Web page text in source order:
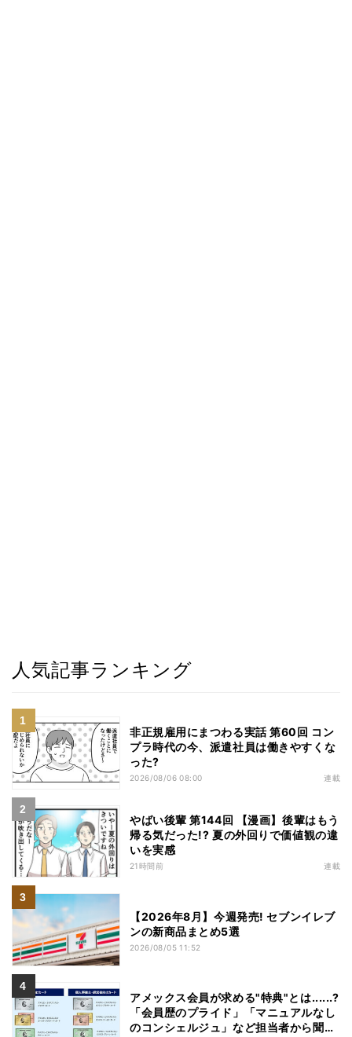
人気記事ランキング
非正規雇用にまつわる実話 第60回 コン
プラ時代の今、派遣社員は働きやすくな
った?
2026/08/06 08:00 連載
やばい後輩 第144回 【漫画】後輩はもう
帰る気だった!? 夏の外回りで価値観の違
いを実感
21時間前 連載
【2026年8月】今週発売! セブンイレブ
ンの新商品まとめ5選
2026/08/05 11:52
アメックス会員が求める"特典"とは......?
「会員歴のプライド」「マニュアルなし
のコンシェルジュ」など担当者から聞い